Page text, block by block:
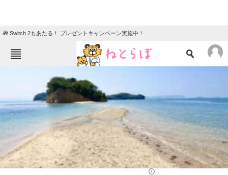
🎁 Switch 2もあたる！ プレゼントキャンペーン実施中！
エンタメ クイズ
地域
住まい 教育・育児
動物 リサーチ